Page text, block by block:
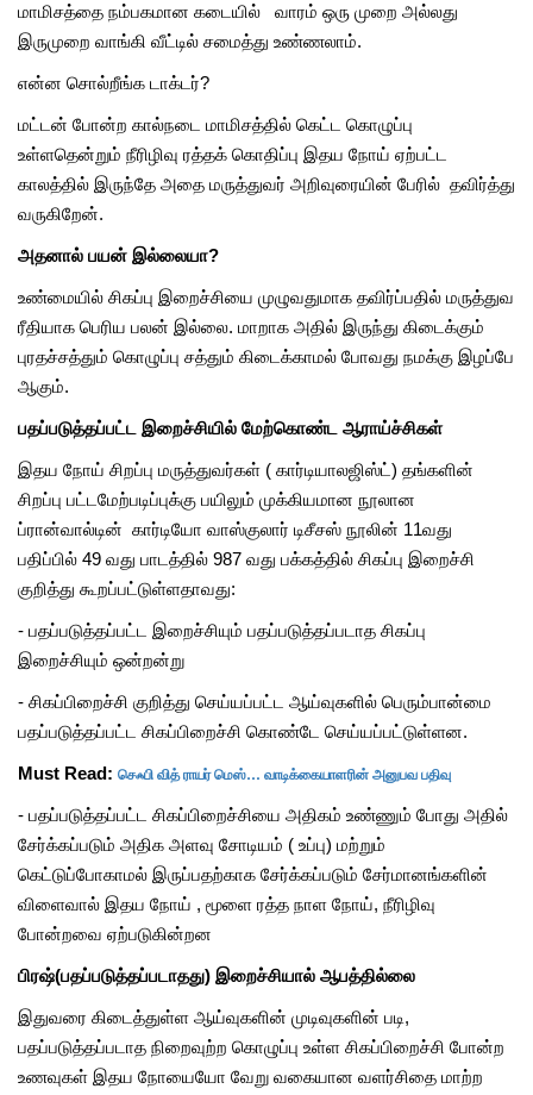
மாமிசத்தை நம்பகமான கடையில் வாரம் ஒரு முறை அல்லது
இருமுறை வாங்கி வீட்டில் சமைத்து உண்ணலாம்.
என்ன சொல்றீங்க டாக்டர்?
மட்டன் போன்ற கால்நடை மாமிசத்தில் கெட்ட கொழுப்பு
உள்ளதென்றும் நீரிழிவு ரத்தக் கொதிப்பு இதய நோய் ஏற்பட்ட
காலத்தில் இருந்தே அதை மருத்துவர் அறிவுரையின் பேரில் தவிர்த்து
வருகிறேன்.
அதனால் பயன் இல்லையா?
உண்மையில் சிகப்பு இறைச்சியை முழுவதுமாக தவிர்ப்பதில் மருத்துவ
ரீதியாக பெரிய பலன் இல்லை. மாறாக அதில் இருந்து கிடைக்கும்
புரதச்சத்தும் கொழுப்பு சத்தும் கிடைக்காமல் போவது நமக்கு இழப்பே
ஆகும்.
பதப்படுத்தப்பட்ட இறைச்சியில் மேற்கொண்ட ஆராய்ச்சிகள்
இதய நோய் சிறப்பு மருத்துவர்கள் ( கார்டியாலஜிஸ்ட்) தங்களின்
சிறப்பு பட்டமேற்படிப்புக்கு பயிலும் முக்கியமான நூலான
ப்ரான்வால்டின் கார்டியோ வாஸ்குலார் டிசீசஸ் நூலின் 11வது
பதிப்பில் 49 வது பாடத்தில் 987 வது பக்கத்தில் சிகப்பு இறைச்சி
குறித்து கூறப்பட்டுள்ளதாவது:
- பதப்படுத்தப்பட்ட இறைச்சியும் பதப்படுத்தப்படாத சிகப்பு
இறைச்சியும் ஒன்றன்று
- சிகப்பிறைச்சி குறித்து செய்யப்பட்ட ஆய்வுகளில் பெரும்பான்மை
பதப்படுத்தப்பட்ட சிகப்பிறைச்சி கொண்டே செய்யப்பட்டுள்ளன.
Must Read: செஃபி வித் ராயர் மெஸ்… வாடிக்கையாளரின் அனுபவ பதிவு
- பதப்படுத்தப்பட்ட சிகப்பிறைச்சியை அதிகம் உண்ணும் போது அதில்
சேர்க்கப்படும் அதிக அளவு சோடியம் ( உப்பு) மற்றும்
கெட்டுப்போகாமல் இருப்பதற்காக சேர்க்கப்படும் சேர்மானங்களின்
விளைவால் இதய நோய் , மூளை ரத்த நாள நோய், நீரிழிவு
போன்றவை ஏற்படுகின்றன
பிரஷ்(பதப்படுத்தப்படாதது) இறைச்சியால் ஆபத்தில்லை
இதுவரை கிடைத்துள்ள ஆய்வுகளின் முடிவுகளின் படி,
பதப்படுத்தப்படாத நிறைவுற்ற கொழுப்பு உள்ள சிகப்பிறைச்சி போன்ற
உணவுகள் இதய நோயையோ வேறு வகையான வளர்சிதை மாற்ற